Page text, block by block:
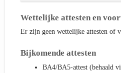
Wettelijke attesten en
Er zijn geen wettelijke attesten of
Bijkomende attesten
BA4/BA5-attest (behaald